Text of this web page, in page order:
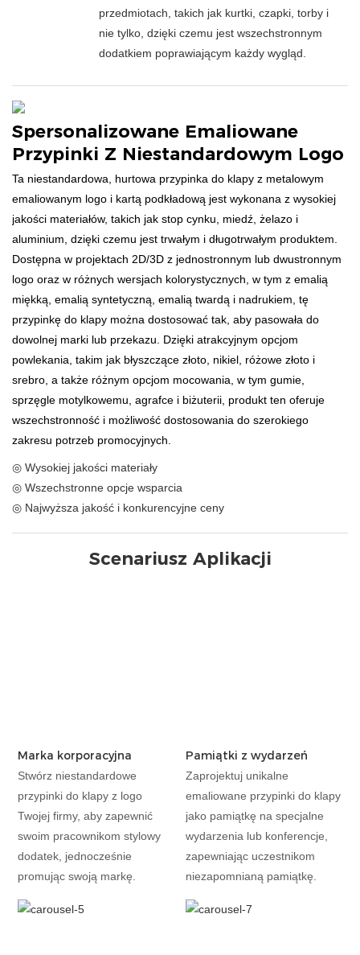
przedmiotach, takich jak kurtki, czapki, torby i
nie tylko, dzięki czemu jest wszechstronnym
dodatkiem poprawiającym każdy wygląd.
Spersonalizowane Emaliowane
Przypinki Z Niestandardowym Logo
Ta niestandardowa, hurtowa przypinka do klapy z metalowym
emaliowanym logo i kartą podkładową jest wykonana z wysokiej
jakości materiałów, takich jak stop cynku, miedź, żelazo i
aluminium, dzięki czemu jest trwałym i długotrwałym produktem.
Dostępna w projektach 2D/3D z jednostronnym lub dwustronnym
logo oraz w różnych wersjach kolorystycznych, w tym z emalią
miękką, emalią syntetyczną, emalią twardą i nadrukiem, tę
przypinkę do klapy można dostosować tak, aby pasowała do
dowolnej marki lub przekazu. Dzięki atrakcyjnym opcjom
powlekania, takim jak błyszczące złoto, nikiel, różowe złoto i
srebro, a także różnym opcjom mocowania, w tym gumie,
sprzęgle motylkowemu, agrafce i biżuterii, produkt ten oferuje
wszechstronność i możliwość dostosowania do szerokiego
zakresu potrzeb promocyjnych.
◎ Wysokiej jakości materiały
◎ Wszechstronne opcje wsparcia
◎ Najwyższa jakość i konkurencyjne ceny
Scenariusz Aplikacji
Marka korporacyjna
Stwórz niestandardowe
przypinki do klapy z logo
Twojej firmy, aby zapewnić
swoim pracownikom stylowy
dodatek, jednocześnie
promując swoją markę.
Pamiątki z wydarzeń
Zaprojektuj unikalne
emaliowane przypinki do klapy
jako pamiątkę na specjalne
wydarzenia lub konferencje,
zapewniając uczestnikom
niezapomnianą pamiątkę.